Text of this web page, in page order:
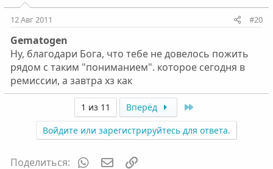
12 Авг 2011 #20
Gematogen
Ну, благодари Бога, что тебе не довелось пожить
рядом с таким "пониманием". которое сегодня в
ремиссии, а завтра хз как
1 из 11 Вперёд
Войдите или зарегистрируйтесь для ответа.
Поделиться: WhatsAppЭлектронная почта